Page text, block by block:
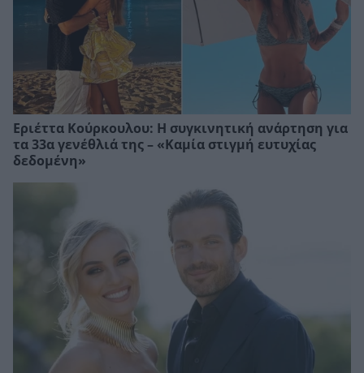
Εριέττα Κούρκουλου: Η συγκινητική ανάρτηση για
τα 33α γενέθλιά της – «Καμία στιγμή ευτυχίας
δεδομένη»